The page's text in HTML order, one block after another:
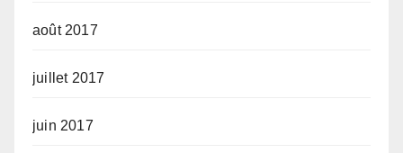
août 2017
juillet 2017
juin 2017